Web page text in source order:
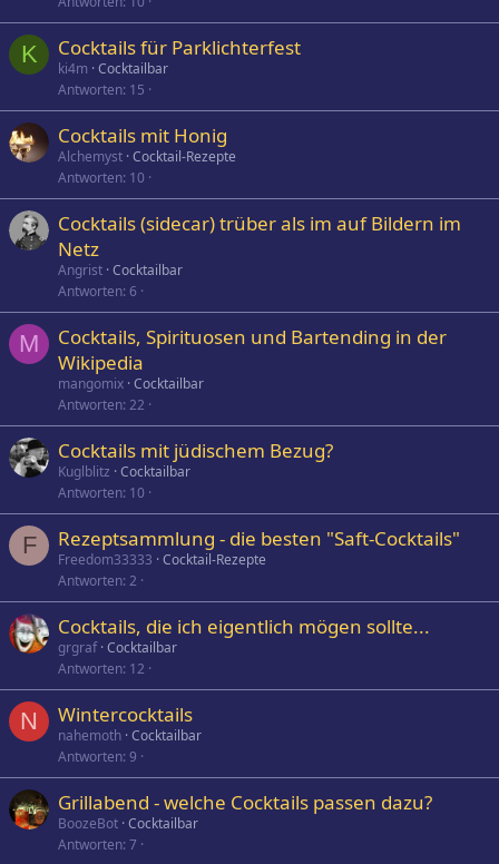
K Cocktails für Parklichterfest
ki4m Cocktailbar
Antworten 15
Cocktails mit Honig
Alchemyst Cocktail-Rezepte
Antworten 10
Cocktails (sidecar) trüber als im auf Bildern im
Netz
Angrist Cocktailbar
Antworten 6
M
Cocktails, Spirituosen und Bartending in der
Wikipedia
mangomix Cocktailbar
Antworten 22
Cocktails mit jüdischem Bezug?
Kuglblitz Cocktailbar
Antworten 10
F Rezeptsammlung - die besten "Saft-Cocktails"
Freedom33333 Cocktail-Rezepte
Antworten 2
Cocktails, die ich eigentlich mögen sollte...
grgraf Cocktailbar
Antworten 12
N Wintercocktails
nahemoth Cocktailbar
Antworten 9
Grillabend - welche Cocktails passen dazu?
BoozeBot Cocktailbar
Antworten 7